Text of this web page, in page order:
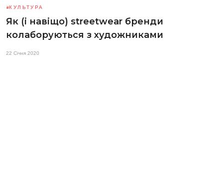
КУЛЬТУРА
Як (і навіщо) streetwear бренди
колаборуються з художниками
22 Січня 2020